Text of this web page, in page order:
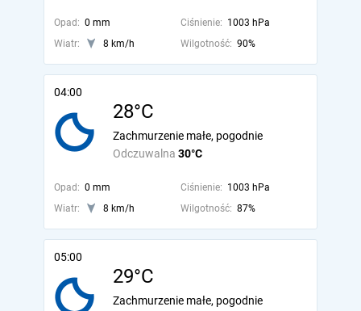
Opad: 0 mm Ciśnienie: 1003 hPa
Wiatr:
8 km/h Wilgotność: 90%
04:00
28°C
Odczuwalna 30°C
Zachmurzenie małe, pogodnie
Opad: 0 mm Ciśnienie: 1003 hPa
Wiatr:
8 km/h Wilgotność: 87%
05:00
29°C
Zachmurzenie małe, pogodnie